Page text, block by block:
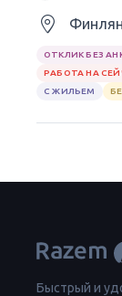
ОТКЛИК БЕЗ
РАБОТА НА
С ЖИЛЬЕМ
Быстрый и